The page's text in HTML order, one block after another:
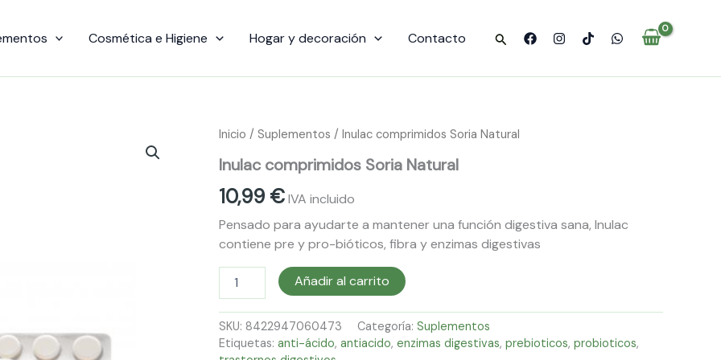
Cosmética e Higiene Hogar y decoración Contacto Buscar
Inicio / Suplementos / Inulac comprimidos Soria Natural
Inulac comprimidos Soria Natural
10,99 €IVA incluido
Pensado para ayudarte a mantener una función digestiva sana, Inulac
contiene pre y pro-bióticos, fibra y enzimas digestivas
Inulac
Soria
cantidad
Añadir al carrito
SKU: 8422947060473 Categoría: Suplementos
Etiquetas: anti-ácido, antiacido, enzimas digestivas, prebioticos, probioticos,